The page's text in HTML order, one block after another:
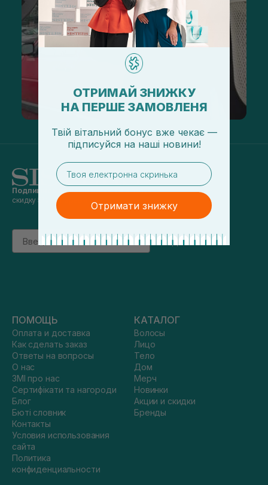
Подпишись на наши новостии получай
скидку 5% на первый заказ
Email
підписатись
ПОМОЩЬ
Оплата и доставка
Как сделать заказ
Ответы на вопросы
О нас
ЗМІ про нас
Сертифікати та нагороди
Блог
Бюті словник
Контакты
Условия использования
сайта
Политика
конфиденциальности
КАТАЛОГ
Волосы
Лицо
Тело
Дом
Мерч
Новинки
Акции и скидки
Бренды
ОТРИМАЙ ЗНИЖКУ
НА ПЕРШЕ ЗАМОВЛЕНЯ
Твій вітальний бонус вже чекає —
підписуйся на наші новини!
email
Отримати знижку